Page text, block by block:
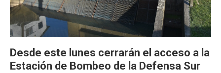
Desde este lunes cerrarán el acceso a la
Estación de Bombeo de la Defensa Sur